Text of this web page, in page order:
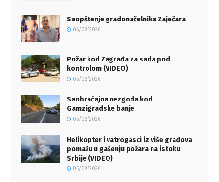
Saopštenje gradonačelnika Zaječara
06/08/2026
Požar kod Zagrađa za sada pod
kontrolom (VIDEO)
05/08/2026
Saobraćajna nezgoda kod
Gamzigradske banje
05/08/2026
Helikopter i vatrogasci iz više gradova
pomažu u gašenju požara na istoku
Srbije (VIDEO)
05/08/2026